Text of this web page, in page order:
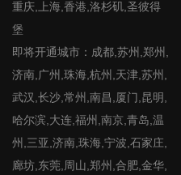
重庆,上海,香港,洛杉矶,圣彼得
堡
即将开通城市：成都,苏州,郑州,
济南,广州,珠海,杭州,天津,苏州,
武汉,长沙,常州,南昌,厦门,昆明,
哈尔滨,大连,福州,南京,青岛,温
州,三亚,济南,珠海,宁波,石家庄,
廊坊,东莞,周山,郑州,合肥,金华,